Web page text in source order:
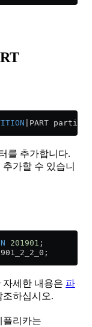
|PART
를 추가합니다.
가할 수 있습니
201901 ;
세한 내용은 파
조하십시오.
플리카는